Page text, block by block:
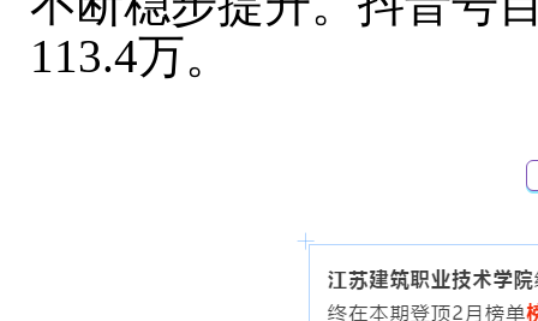
113.4万。